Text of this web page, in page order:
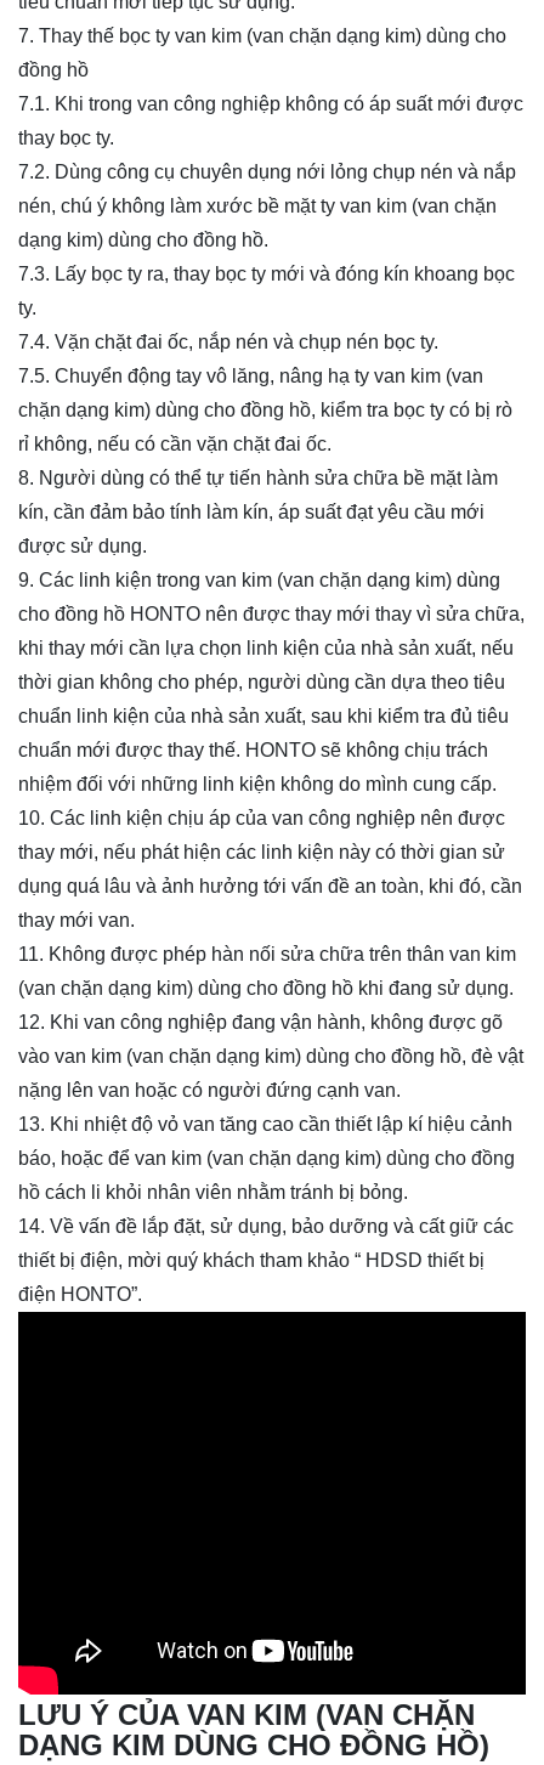
7. Thay thế bọc ty van kim (van chặn dạng kim) dùng cho
đồng hồ
7.1. Khi trong van công nghiệp không có áp suất mới được
thay bọc ty.
7.2. Dùng công cụ chuyên dụng nới lỏng chụp nén và nắp
nén, chú ý không làm xước bề mặt ty van kim (van chặn
dạng kim) dùng cho đồng hồ.
7.3. Lấy bọc ty ra, thay bọc ty mới và đóng kín khoang bọc
ty.
7.4. Vặn chặt đai ốc, nắp nén và chụp nén bọc ty.
7.5. Chuyển động tay vô lăng, nâng hạ ty van kim (van
chặn dạng kim) dùng cho đồng hồ, kiểm tra bọc ty có bị rò
rỉ không, nếu có cần vặn chặt đai ốc.
8. Người dùng có thể tự tiến hành sửa chữa bề mặt làm
kín, cần đảm bảo tính làm kín, áp suất đạt yêu cầu mới
được sử dụng.
9. Các linh kiện trong van kim (van chặn dạng kim) dùng
cho đồng hồ HONTO nên được thay mới thay vì sửa chữa,
khi thay mới cần lựa chọn linh kiện của nhà sản xuất, nếu
thời gian không cho phép, người dùng cần dựa theo tiêu
chuẩn linh kiện của nhà sản xuất, sau khi kiểm tra đủ tiêu
chuẩn mới được thay thế. HONTO sẽ không chịu trách
nhiệm đối với những linh kiện không do mình cung cấp.
10. Các linh kiện chịu áp của van công nghiệp nên được
thay mới, nếu phát hiện các linh kiện này có thời gian sử
dụng quá lâu và ảnh hưởng tới vấn đề an toàn, khi đó, cần
thay mới van.
11. Không được phép hàn nối sửa chữa trên thân van kim
(van chặn dạng kim) dùng cho đồng hồ khi đang sử dụng.
12. Khi van công nghiệp đang vận hành, không được gõ
vào van kim (van chặn dạng kim) dùng cho đồng hồ, đè vật
nặng lên van hoặc có người đứng cạnh van.
13. Khi nhiệt độ vỏ van tăng cao cần thiết lập kí hiệu cảnh
báo, hoặc để van kim (van chặn dạng kim) dùng cho đồng
hồ cách li khỏi nhân viên nhằm tránh bị bỏng.
14. Về vấn đề lắp đặt, sử dụng, bảo dưỡng và cất giữ các
thiết bị điện, mời quý khách tham khảo “ HDSD thiết bị
điện HONTO”.
LƯU Ý CỦA VAN KIM (VAN CHẶN
DẠNG KIM DÙNG CHO ĐỒNG HỒ)